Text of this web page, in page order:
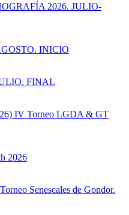
2026. JULIO-
INICIO
FINAL
IV Torneo LGDA & GT
2026
Senescales de Gondor.